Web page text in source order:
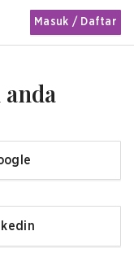
Masuk / Daftar